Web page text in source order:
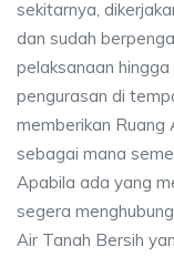
sekitarnya,
dan sudah
pelaksanaan
pengurasan di
memberikan Ruang
sebagai mana
Apabila ada yang
segera
Air Tanah Bersih